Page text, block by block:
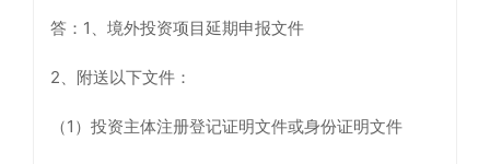
答：1、境外投资项目延期申报文件
2、附送以下文件：
（1）投资主体注册登记证明文件或身份证明文件